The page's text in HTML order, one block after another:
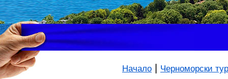
Начало | Черноморски